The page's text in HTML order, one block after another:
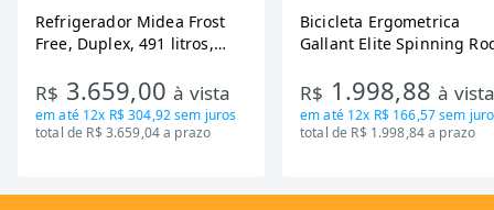
Refrigerador Midea Frost
Free, Duplex, 491 litros,
RT650EVK463)
R$ 3.659,00à vista
em até 12x R$ 304,92sem juros
total de R$ 3.659,04 a prazo
Bicicleta Ergometrica
Gallant Elite Spinning
Mecanica GSB13HBTA-PT
R$ 1.998,88à
em até 12x R$ 166,57sem
total de R$ 1.998,84 a prazo